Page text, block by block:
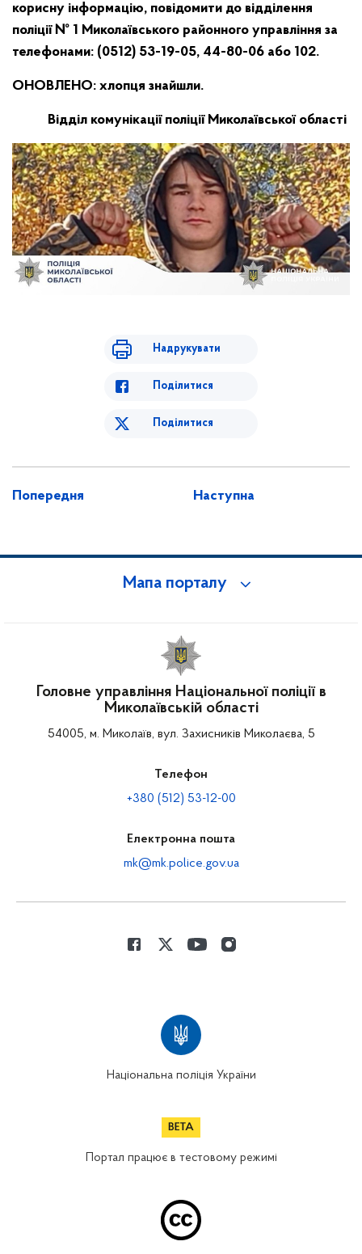
корисну інформацію, повідомити до відділення
поліції № 1 Миколаївського районного управління за
телефонами: (0512) 53-19-05, 44-80-06 або 102.
ОНОВЛЕНО: хлопця знайшли.
Відділ комунікації поліції Миколаївської області
Надрукувати
Поділитися
Поділитися
Попередня Наступна
Мапа порталу
Головне управління Національної поліції в
Миколаївській області
54005, м. Миколаїв, вул. Захисників Миколаєва, 5
Телефон
+380 (512) 53-12-00
Електронна пошта
mk@mk.police.gov.ua
Національна поліція України
Портал працює в тестовому режимі